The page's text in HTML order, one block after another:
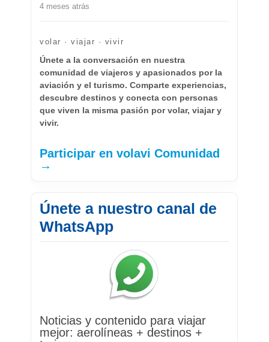
4 meses atrás
volar · viajar · vivir
Únete a la conversación en nuestra
comunidad de viajeros y apasionados por la
aviación y el turismo. Comparte experiencias,
descubre destinos y conecta con personas
que viven la misma pasión por volar, viajar y
vivir.
Participar en volavi Comunidad
→
Únete a nuestro canal de
WhatsApp
Noticias y contenido para viajar
mejor: aerolíneas + destinos +